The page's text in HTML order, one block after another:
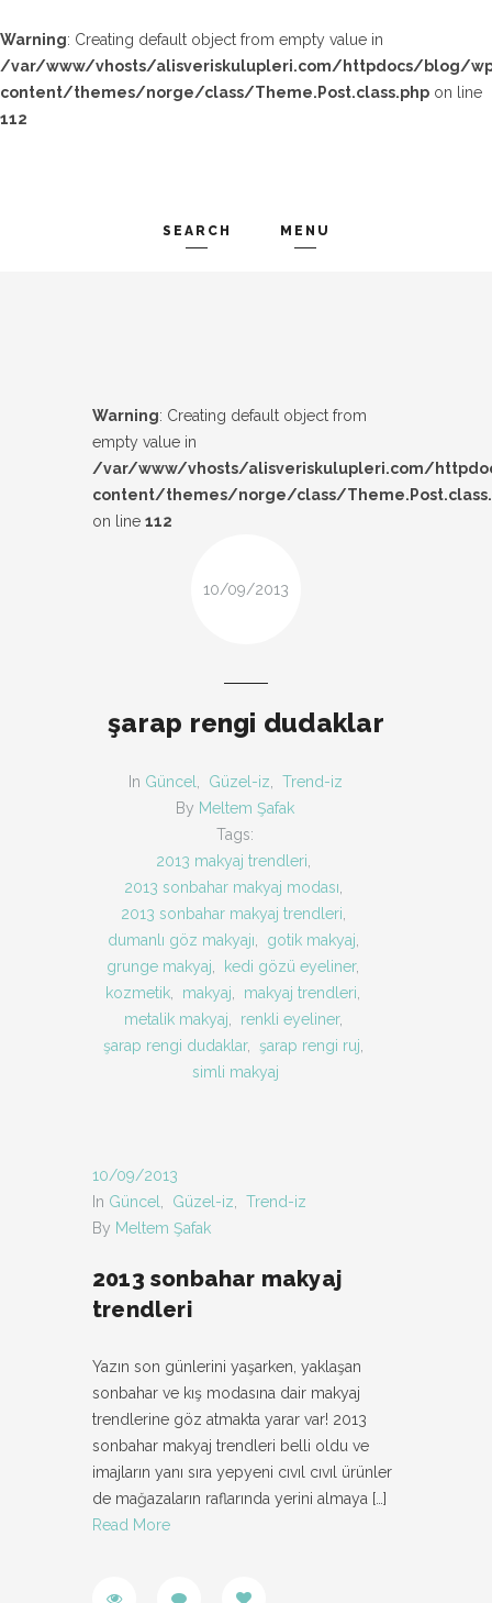
Warning: Creating default object from empty value in
/var/www/vhosts/alisveriskulupleri.com/httpdocs/blog/
content/themes/norge/class/Theme.Post.class.php on line
112
SEARCH MENU
Warning: Creating default object from
empty value in
/var/www/vhosts/alisveriskulupleri.com/
content/themes/norge/class/
on line 112
10/09/2013
şarap rengi dudaklar
In Güncel Güzel-iz
Trend-iz
By Meltem Şafak
Tags:
2013 makyaj trendleri
2013 sonbahar makyaj modası
2013 sonbahar makyaj trendleri
dumanlı göz makyajı
gotik makyaj
grunge makyaj
kedi gözü eyeliner,
kozmetik
makyaj makyaj trendleri
metalik makyaj
renkli eyeliner,
şarap rengi dudaklar, şarap rengi ruj
simli makyaj
10/09/2013
In Güncel Güzel-iz
Trend-iz
By Meltem Şafak
2013 sonbahar makyaj
trendleri
Yazın son günlerini yaşarken, yaklaşan
sonbahar ve kış modasına dair makyaj
trendlerine göz atmakta yarar var! 2013
sonbahar makyaj trendleri belli oldu ve
imajların yanı sıra yepyeni cıvıl cıvıl ürünler
de mağazaların raflarında yerini almaya […]
Read More